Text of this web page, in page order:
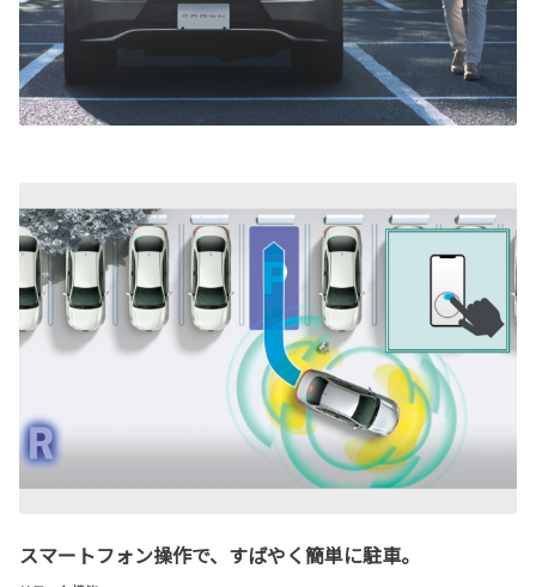
スマートフォン操作で、すばやく簡単に駐車。